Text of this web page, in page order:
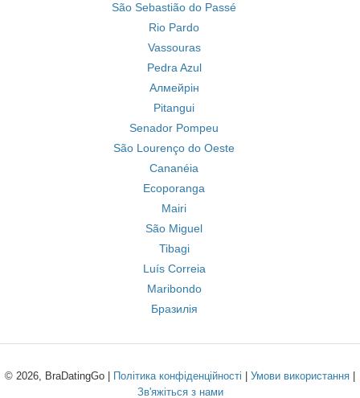
São Sebastião do Passé
Rio Pardo
Vassouras
Pedra Azul
Алмейрін
Pitangui
Senador Pompeu
São Lourenço do Oeste
Cananéia
Ecoporanga
Mairi
São Miguel
Tibagi
Luís Correia
Maribondo
Бразилія
© 2026, BraDatingGo | Політика конфіденційності Умови використання
Зв'яжіться з нами